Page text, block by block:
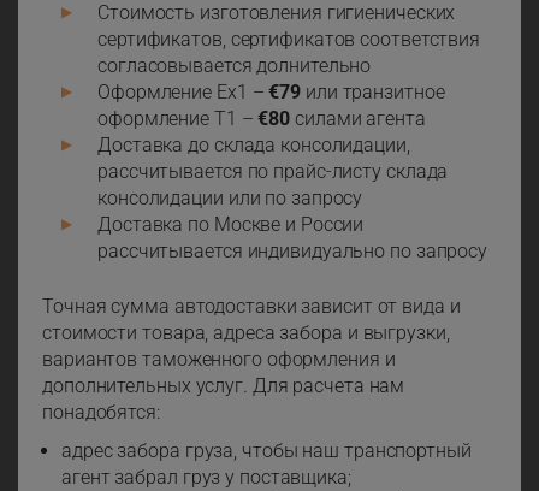
Стоимость изготовления гигиенических
сертификатов, сертификатов соответствия
согласовывается долнительно
Оформление Ех1 –€79 или транзитное
оформление Т1 –€80 силами агента
Доставка до склада консолидации,
рассчитывается по прайс-листу склада
консолидации или по запросу
Доставка по Москве и России
рассчитывается индивидуально по запросу
Точная сумма автодоставки зависит от вида и
стоимости товара, адреса забора и выгрузки,
вариантов таможенного оформления и
дополнительных услуг. Для расчета нам
понадобятся:
адрес забора груза, чтобы наш транспортный
агент забрал груз у поставщика;